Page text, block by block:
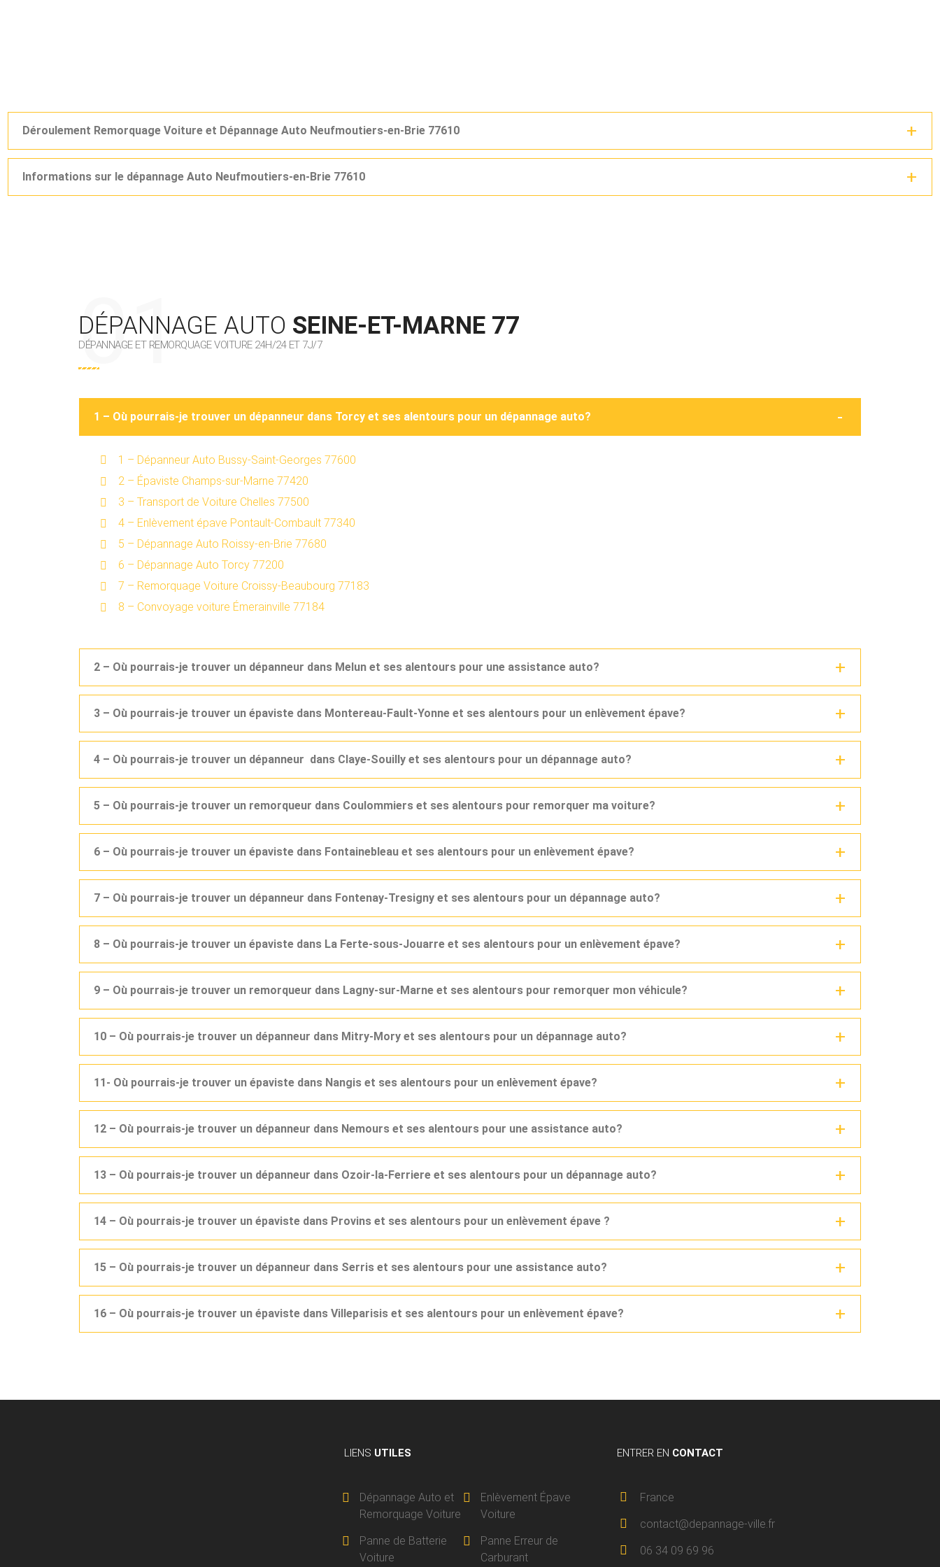
Déroulement Remorquage Voiture et Dépannage Auto Neufmoutiers-en-Brie 77610
Informations sur le dépannage Auto Neufmoutiers-en-Brie 77610
DÉPANNAGE AUTO SEINE-ET-MARNE 77
DÉPANNAGE ET REMORQUAGE VOITURE 24H/24 ET 7J/7
1 – Où pourrais-je trouver un dépanneur dans Torcy et ses alentours pour un dépannage auto?
1 – Dépanneur Auto Bussy-Saint-Georges 77600
2 – Épaviste Champs-sur-Marne 77420
3 – Transport de Voiture Chelles 77500
4 – Enlèvement épave Pontault-Combault 77340
5 – Dépannage Auto Roissy-en-Brie 77680
6 – Dépannage Auto Torcy 77200
7 – Remorquage Voiture Croissy-Beaubourg 77183
8 – Convoyage voiture Émerainville 77184
2 – Où pourrais-je trouver un dépanneur dans Melun et ses alentours pour une assistance auto?
3 – Où pourrais-je trouver un épaviste dans Montereau-Fault-Yonne et ses alentours pour un enlèvement épave?
4 – Où pourrais-je trouver un dépanneur dans Claye-Souilly et ses alentours pour un dépannage auto?
5 – Où pourrais-je trouver un remorqueur dans Coulommiers et ses alentours pour remorquer ma voiture?
6 – Où pourrais-je trouver un épaviste dans Fontainebleau et ses alentours pour un enlèvement épave?
7 – Où pourrais-je trouver un dépanneur dans Fontenay-Tresigny et ses alentours pour un dépannage auto?
8 – Où pourrais-je trouver un épaviste dans La Ferte-sous-Jouarre et ses alentours pour un enlèvement épave?
9 – Où pourrais-je trouver un remorqueur dans Lagny-sur-Marne et ses alentours pour remorquer mon véhicule?
10 – Où pourrais-je trouver un dépanneur dans Mitry-Mory et ses alentours pour un dépannage auto?
11- Où pourrais-je trouver un épaviste dans Nangis et ses alentours pour un enlèvement épave?
12 – Où pourrais-je trouver un dépanneur dans Nemours et ses alentours pour une assistance auto?
13 – Où pourrais-je trouver un dépanneur dans Ozoir-la-Ferriere et ses alentours pour un dépannage auto?
14 – Où pourrais-je trouver un épaviste dans Provins et ses alentours pour un enlèvement épave ?
15 – Où pourrais-je trouver un dépanneur dans Serris et ses alentours pour une assistance auto?
16 – Où pourrais-je trouver un épaviste dans Villeparisis et ses alentours pour un enlèvement épave?
LIENS UTILES
Dépannage Auto et
Remorquage Voiture
Enlèvement Épave
Voiture
Panne de Batterie
Voiture
Panne Erreur de
Carburant
ENTRER EN CONTACT
France
contact@depannage-ville.fr
06 34 09 69 96